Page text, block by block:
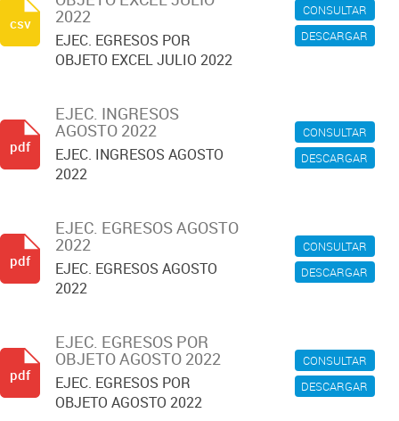
CONSULTAR
DESCARGAR
2022
EJEC. EGRESOS POR
OBJETO EXCEL JULIO 2022
csv
CONSULTAR
DESCARGAR
EJEC. INGRESOS
AGOSTO 2022
EJEC. INGRESOS AGOSTO
2022
pdf
CONSULTAR
DESCARGAR
EJEC. EGRESOS AGOSTO
2022
EJEC. EGRESOS AGOSTO
2022
pdf
CONSULTAR
DESCARGAR
EJEC. EGRESOS POR
OBJETO AGOSTO 2022
EJEC. EGRESOS POR
OBJETO AGOSTO 2022
pdf